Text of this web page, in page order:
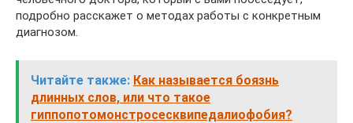
подробно расскажет о методах работы с конкретным
диагнозом.
Читайте также: Как называется боязнь
длинных слов, или что такое
гиппопотомонстросесквипедалиофобия?